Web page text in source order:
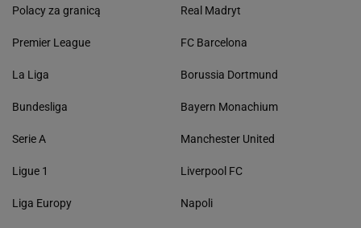
Polacy za granicą
Premier League
La Liga
Bundesliga
Serie A
Ligue 1
Liga Europy
Real Madryt
FC Barcelona
Borussia Dortmund
Bayern Monachium
Manchester United
Liverpool FC
Napoli